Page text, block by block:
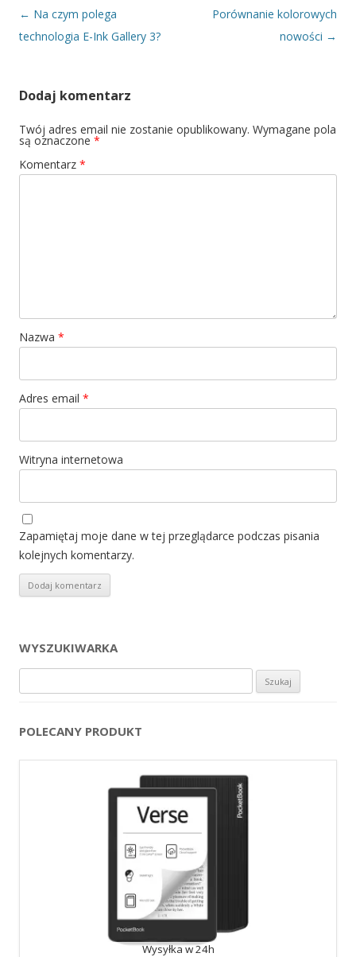
Nawigacja wpisu
← Na czym polega
technologia E-Ink Gallery 3?
Porównanie kolorowych
nowości →
Dodaj komentarz
Twój adres email nie zostanie opublikowany. Wymagane pola
są oznaczone *
Komentarz *
Nazwa *
Adres email *
Witryna internetowa
Zapamiętaj moje dane w tej przeglądarce podczas pisania
kolejnych komentarzy.
WYSZUKIWARKA
POLECANY PRODUKT
Wysyłka w 24h